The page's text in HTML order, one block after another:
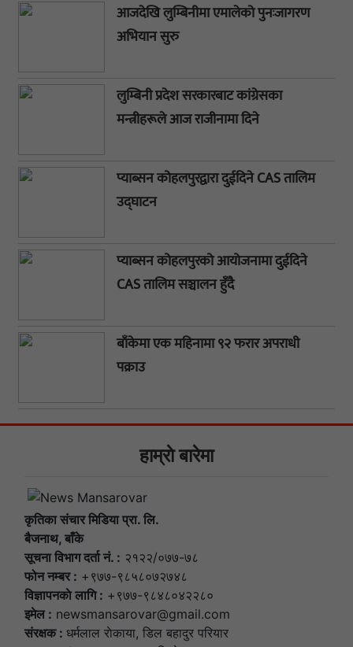
आजदेखि लुम्बिनीमा एमालेको पुनःजागरण
अभियान सुरु
लुम्बिनी प्रदेश सरकारबाट कांग्रेसका
मन्त्रीहरूले आज राजीनामा दिने
प्याब्सन कोहलपुरद्वारा दुईदिने CAS तालिम
उद्घाटन
प्याब्सन कोहलपुरको आयोजनामा दुईदिने
CAS तालिम सञ्चालन हुँदै
बाँकेमा एक महिनामा ९२ फरार अपराधी
पक्राउ
हाम्राे बारेमा
कृतिका संचार मिडिया प्रा. लि.
बैजनाथ, बाँके
सूचना विभाग दर्ता नं. : २१२२/०७७-७८
फोन नम्बर : +९७७-९८५८०७२७४८
विज्ञापनकाे लागि : +९७७-९८४८०४२२८०
इमेल : newsmansarovar@gmail.com
संरक्षक : धर्मलाल राेकाया, डिल बहादुर परियार